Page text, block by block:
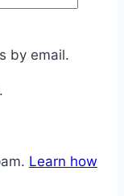
by email.
Learn how